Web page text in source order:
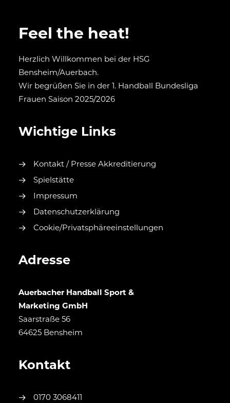
Feel the heat!
Herzlich Willkommen bei der HSG
Bensheim/Auerbach.
Wir begrüßen Sie in der 1. Handball Bundesliga
Frauen Saison 2025/2026
Wichtige Links
Kontakt / Presse Akkreditierung
Spielstätte
Impressum
Datenschutzerklärung
Cookie/Privatsphäreeinstellungen
Adresse
Auerbacher Handball Sport &
Marketing GmbH
Saarstraße 56
64625 Bensheim
Kontakt
0170 3068411